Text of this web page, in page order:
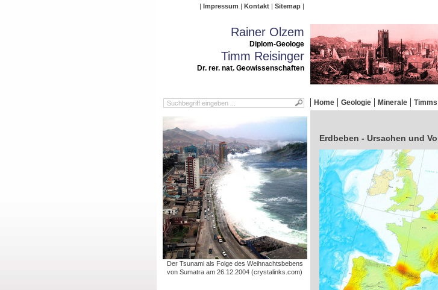
Impressum Kontakt Sitemap
Rainer Olzem
Diplom-Geologe
Timm Reisinger
Dr. rer. nat. Geowissenschaften
Home Geologie Minerale
Der Tsunami als Folge des Weihnachtsbebens
von Sumatra am 26.12.2004 (crystalinks.com)
Erdbeben - Ursachen und